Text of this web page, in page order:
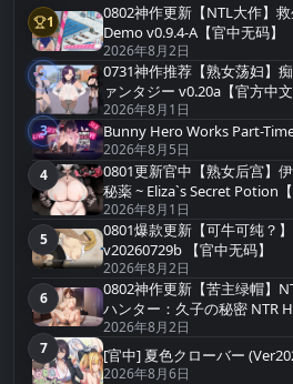
第1名
1
0802神作更新【NTL大作】
Demo v0.9.4-A【官中无码】
2026年8月2日
第2名
2
0731神作推荐【熟女荡妇】
ァンタジー v0.20a【官方中文
2026年8月1日
第3名
3 Bunny Hero Works Part-
2026年8月5日
第4名
4
0801更新官中【熟女后宫】
秘薬 ~ Eliza`s Secret Potion【
2026年8月1日
第5名
5
0801爆款更新【可牛可纯？
v20260729b 【官中无码】
2026年8月2日
第6名
6
0802神作更新【苦主绿帽】
ハンター：久子の秘密 NTR
2026年8月2日
第7名
7 [官中] 夏色クローバー
2026年8月6日